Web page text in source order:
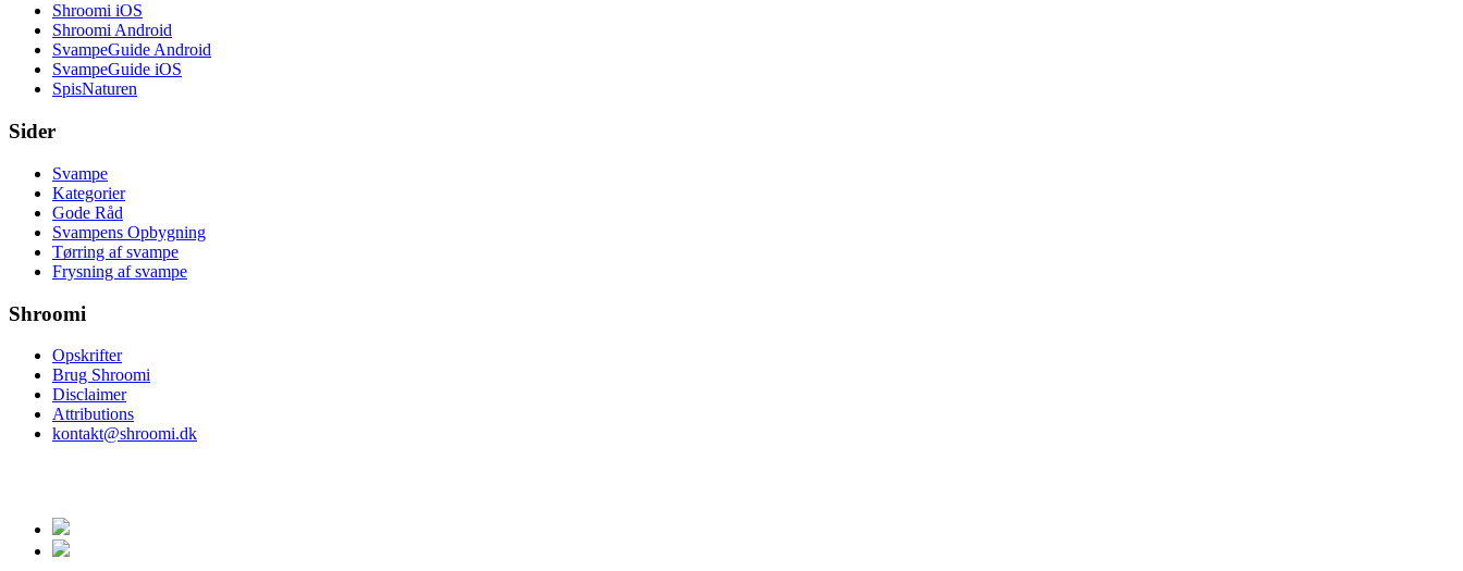
Shroomi iOS
Shroomi Android
SvampeGuide Android
SvampeGuide iOS
SpisNaturen
Sider
Svampe
Kategorier
Gode Råd
Svampens Opbygning
Tørring af svampe
Frysning af svampe
Shroomi
Opskrifter
Brug Shroomi
Disclaimer
Attributions
kontakt@shroomi.dk